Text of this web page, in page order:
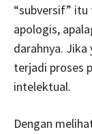
“subversif”
apologis,
darahnya.
terjadi proses
intelektual.
Dengan